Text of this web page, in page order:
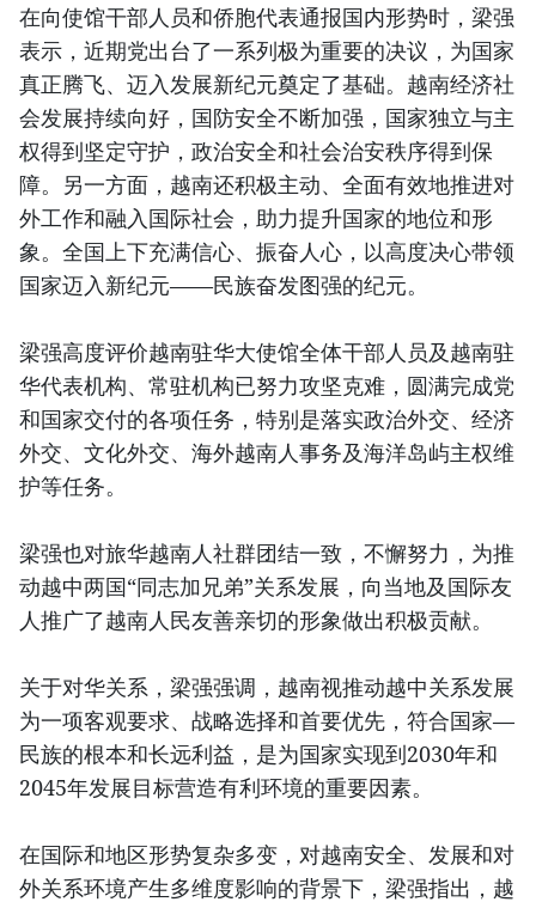
在向使馆干部人员和侨胞代表通报国内形势时，梁强
表示，近期党出台了一系列极为重要的决议，为国家
真正腾飞、迈入发展新纪元奠定了基础。越南经济社
会发展持续向好，国防安全不断加强，国家独立与主
权得到坚定守护，政治安全和社会治安秩序得到保
障。另一方面，越南还积极主动、全面有效地推进对
外工作和融入国际社会，助力提升国家的地位和形
象。全国上下充满信心、振奋人心，以高度决心带领
国家迈入新纪元——民族奋发图强的纪元。
梁强高度评价越南驻华大使馆全体干部人员及越南驻
华代表机构、常驻机构已努力攻坚克难，圆满完成党
和国家交付的各项任务，特别是落实政治外交、经济
外交、文化外交、海外越南人事务及海洋岛屿主权维
护等任务。
梁强也对旅华越南人社群团结一致，不懈努力，为推
动越中两国“同志加兄弟”关系发展，向当地及国际友
人推广了越南人民友善亲切的形象做出积极贡献。
关于对华关系，梁强强调，越南视推动越中关系发展
为一项客观要求、战略选择和首要优先，符合国家—
民族的根本和长远利益，是为国家实现到2030年和
2045年发展目标营造有利环境的重要因素。
在国际和地区形势复杂多变，对越南安全、发展和对
外关系环境产生多维度影响的背景下，梁强指出，越